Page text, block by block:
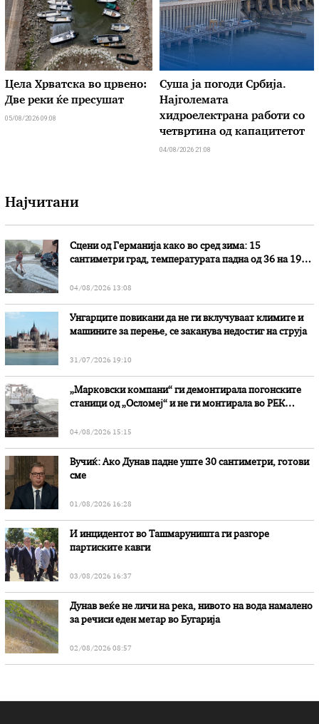
Цела Хрватска во црвено:
Две реки ќе пресушат
05/08/2026 09:08
Суша ја погоди Србија.
Најголемата
хидроелектрана работи со
четвртина од капацитетот
04/08/2026 21:08
Најчитани
Сцени од Германија како во сред зима: 15
сантиметри град, температурата падна од 36 на 19
04/08/2026 13:08
Унгарците повикани да не ги вклучуваат климите и
машините за перење, се заканува недостиг на струја
31/07/2026 19:10
„Марковски компани“ ги демонтирала погонските
станици од „Осломеј“ и не ги монтирала во РЕК
04/08/2026 15:15
Вучиќ: Ако Дунав падне уште 30 сантиметри, готови
сме
01/08/2026 16:28
И инцидентот во Ташмаруништa ги разгоре
партиските кавги
03/08/2026 16:37
Дунав веќе не личи на река, нивото на вода намалено
за речиси еден метар во Бугарија
02/08/2026 08:57